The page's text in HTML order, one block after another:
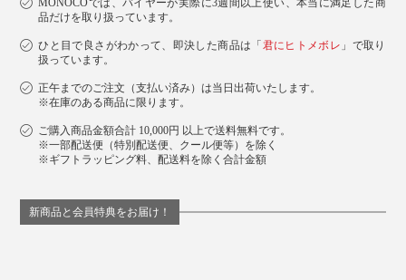
品だけを取り扱っています。
ひと目で良さがわかって、即決した商品は「君にヒトメボレ 」で取り
扱っています。
正午までのご注文（支払い済み）は当日出荷いたします。
※在庫のある商品に限ります。
ご購入商品金額合計 10,000円 以上で送料無料です。
※一部配送便（特別配送便、クール便等）を除く
※ギフトラッピング料、配送料を除く合計金額
新商品と会員特典をお届け！